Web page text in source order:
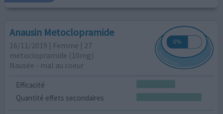
Anausin Metoclopramide
16/11/2019 | Femme | 27
metoclopramide (10mg)
Nausée - mal au coeur
Efficacité
Quantité effets secondaires